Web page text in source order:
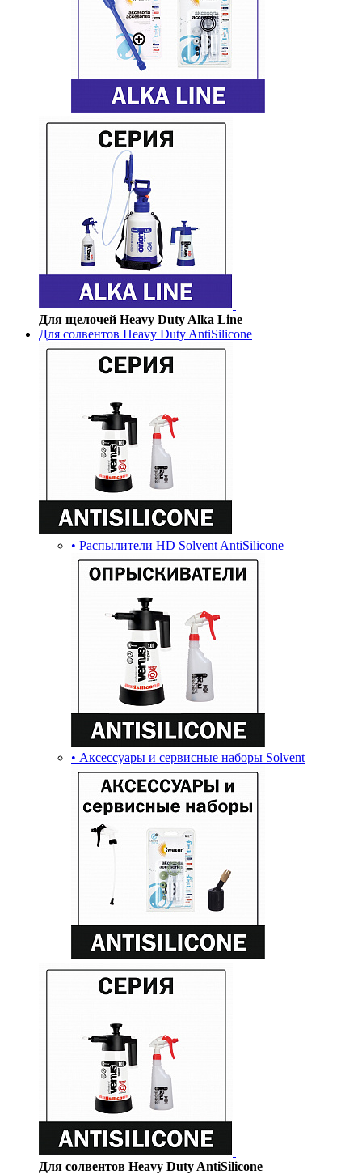
Для щелочей Heavy Duty Alka Line
Для солвентов Heavy Duty AntiSilicone
• Распылители HD Solvent AntiSilicone
• Аксессуары и сервисные наборы Solvent
Для солвентов Heavy Duty AntiSilicone